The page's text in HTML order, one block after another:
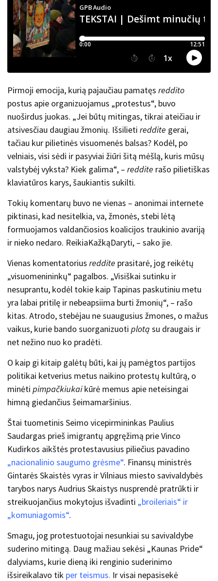
Pirmoji emocija, kurią pajaučiau pamatęs reddito
postus apie organizuojamus „protestus“, buvo
nuoširdus juokas. „Jei būtų mitingas, tikrai ateičiau ir
atsivesčiau daugiau žmonių. Išsilieti reddite gerai,
tačiau kur pilietinės visuomenės balsas? Kodėl, po
velniais, visi sėdi ir pasyviai žiūri šitą mėšlą, kuris mūsų
valstybėj vyksta? Kiek galima“, – reddite rašo pilietiškas
klaviatūros karys, šaukiantis sukilti.
Tokių komentarų buvo ne vienas – anonimai internete
piktinasi, kad nesitelkia, va, žmonės, stebi lėtą
formuojamos valdančiosios koalicijos traukinio avariją
ir nieko nedaro. ReikiaKažkąDaryti, – sako jie.
Vienas komentatorius reddite prasitarė, jog reikėtų
„visuomenininkų“ pagalbos. „Visiškai sutinku ir
nesuprantu, kodėl tokie kaip Tapinas paskutiniu metu
yra labai pritilę ir nebeapsiima burti žmonių“, – rašo
kitas. Atrodo, stebėjau ne suaugusius žmones, o mažus
vaikus, kurie bando suorganizuoti plotą su draugais ir
net nežino nuo ko pradėti.
O kaip gi kitaip galėtų būti, kai jų pamėgtos partijos
politikai ketverius metus naikino protestų kultūrą, o
minėti pimpačkiukaikūrė memus apie neteisingai
himną giedančius šeimamaršinius.
Štai tuometinis Seimo vicepirmininkas Paulius
Saudargas prieš imigrantų apgręžimą prie Vinco
Kudirkos aikštės protestavusius piliečius pavadino
„nacionalinio saugumo grėsme“. Finansų ministrės
Gintarės Skaistės vyras ir Vilniaus miesto savivaldybės
tarybos narys Audrius Skaistys nusprendė pratrūkti ir
streikuojančius mokytojus išvadinti „broileriais“ ir
„komuniagomis“.
Smagu, jog protestuotojai nesunkiai su savivaldybe
suderino mitingą. Daug mažiau sekėsi „Kaunas Pride“
dalyviams, kurie dieną iki renginio suderinimo
išsireikalavo tik per teismus. Ir visai nepasisekė